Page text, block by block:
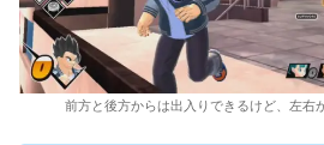
前方と後方からは出入りできるけど、左右